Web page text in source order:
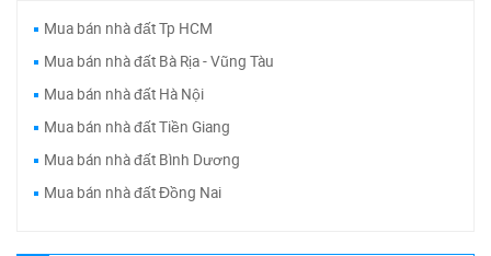
Mua bán nhà đất Tp HCM
Mua bán nhà đất Bà Rịa - Vũng Tàu
Mua bán nhà đất Hà Nội
Mua bán nhà đất Tiền Giang
Mua bán nhà đất Bình Dương
Mua bán nhà đất Đồng Nai